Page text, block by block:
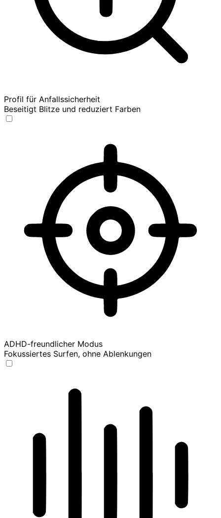
Profil für Anfallssicherheit
Beseitigt Blitze und reduziert Farben
ADHD-freundlicher Modus
Fokussiertes Surfen, ohne Ablenkungen